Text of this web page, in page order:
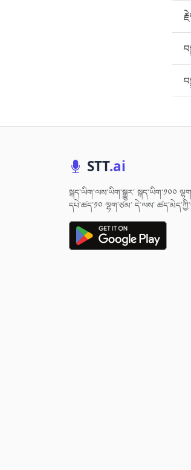
STT.ai
སྐད་ཡིག་ལས་ཡིག་སྒྱུར་ སྐད་ཡིག་༡༠༠
དཔེ་ཚད་༡༠ ལྷག་ཙམ་ དེ་ལས་